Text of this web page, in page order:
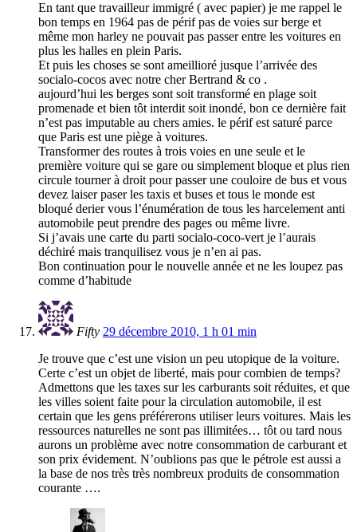
En tant que travailleur immigré ( avec papier) je me rappel le
bon temps en 1964 pas de périf pas de voies sur berge et
même mon harley ne pouvait pas passer entre les voitures en
plus les halles en plein Paris.
Et puis les choses se sont ameillioré jusque l’arrivée des
socialo-cocos avec notre cher Bertrand & co .
aujourd’hui les berges sont soit transformé en plage soit
promenade et bien tôt interdit soit inondé, bon ce dernière fait
n’est pas imputable au chers amies. le périf est saturé parce
que Paris est une piège à voitures.
Transformer des routes à trois voies en une seule et le
première voiture qui se gare ou simplement bloque et plus rien
circule tourner à droit pour passer une couloire de bus et vous
devez laiser paser les taxis et buses et tous le monde est
bloqué derier vous l’énumération de tous les harcelement anti
automobile peut prendre des pages ou même livre.
Si j’avais une carte du parti socialo-coco-vert je l’aurais
déchiré mais tranquilisez vous je n’en ai pas.
Bon continuation pour le nouvelle année et ne les loupez pas
comme d’habitude
Fifty 29 décembre 2010, 1 h 01 min
Je trouve que c’est une vision un peu utopique de la voiture.
Certe c’est un objet de liberté, mais pour combien de temps?
Admettons que les taxes sur les carburants soit réduites, et que
les villes soient faite pour la circulation automobile, il est
certain que les gens préférerons utiliser leurs voitures. Mais les
ressources naturelles ne sont pas illimitées… tôt ou tard nous
aurons un problème avec notre consommation de carburant et
son prix évidement. N’oublions pas que le pétrole est aussi a
la base de nos très très nombreux produits de consommation
courante ….